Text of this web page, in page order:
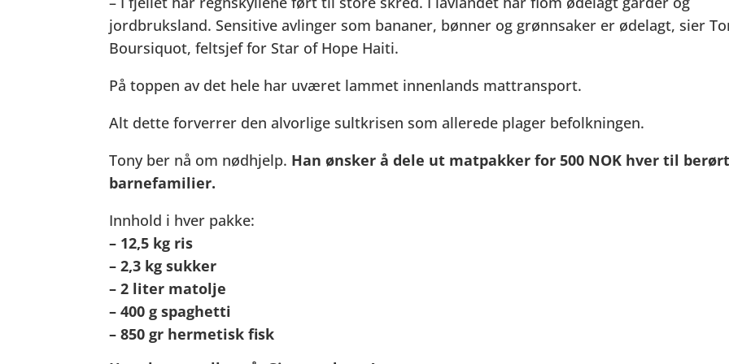
jordbruksland. Sensitive avlinger som bananer, bønner og grønnsaker er ødelagt, sier
Boursiquot, feltsjef for Star of Hope Haiti.
På toppen av det hele har uværet lammet innenlands mattransport.
Alt dette forverrer den alvorlige sultkrisen som allerede plager befolkningen.
Tony ber nå om nødhjelp. Han ønsker å dele ut matpakker for 500 NOK hver til
barnefamilier.
Innhold i hver pakke:
– 12,5 kg ris
– 2,3 kg sukker
– 2 liter matolje
– 400 g spaghetti
– 850 gr hermetisk fisk